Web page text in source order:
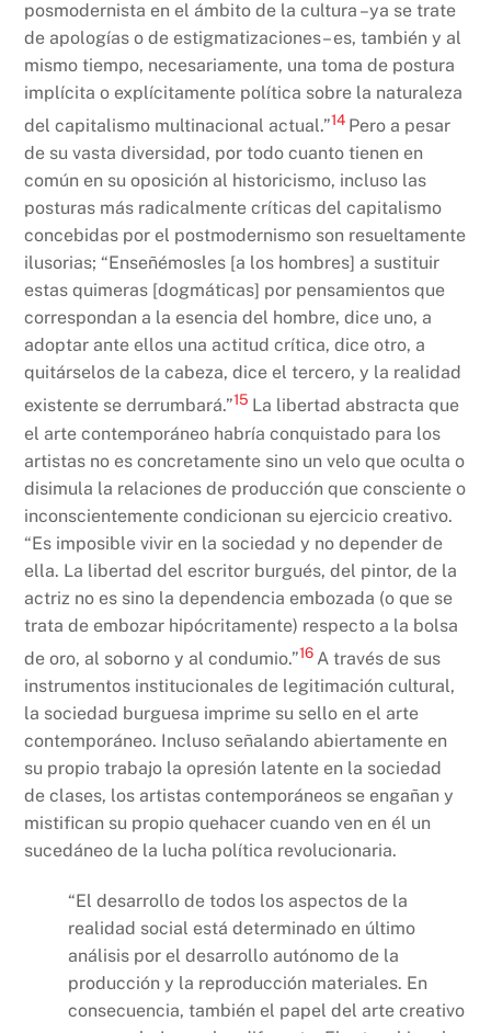
posmodernista en el ámbito de la cultura –ya se trate
de apologías o de estigmatizaciones– es, también y al
mismo tiempo, necesariamente, una toma de postura
implícita o explícitamente política sobre la naturaleza
del capitalismo multinacional actual.”14 Pero a pesar
de su vasta diversidad, por todo cuanto tienen en
común en su oposición al historicismo, incluso las
posturas más radicalmente críticas del capitalismo
concebidas por el postmodernismo son resueltamente
ilusorias; “Enseñémosles [a los hombres] a sustituir
estas quimeras [dogmáticas] por pensamientos que
correspondan a la esencia del hombre, dice uno, a
adoptar ante ellos una actitud crítica, dice otro, a
quitárselos de la cabeza, dice el tercero, y la realidad
existente se derrumbará.”15 La libertad abstracta que
el arte contemporáneo habría conquistado para los
artistas no es concretamente sino un velo que oculta o
disimula la relaciones de producción que consciente o
inconscientemente condicionan su ejercicio creativo.
“Es imposible vivir en la sociedad y no depender de
ella. La libertad del escritor burgués, del pintor, de la
actriz no es sino la dependencia embozada (o que se
trata de embozar hipócritamente) respecto a la bolsa
de oro, al soborno y al condumio.”16 A través de sus
instrumentos institucionales de legitimación cultural,
la sociedad burguesa imprime su sello en el arte
contemporáneo. Incluso señalando abiertamente en
su propio trabajo la opresión latente en la sociedad
de clases, los artistas contemporáneos se engañan y
mistifican su propio quehacer cuando ven en él un
sucedáneo de la lucha política revolucionaria.
“El desarrollo de todos los aspectos de la
realidad social está determinado en último
análisis por el desarrollo autónomo de la
producción y la reproducción materiales. En
consecuencia, también el papel del arte creativo